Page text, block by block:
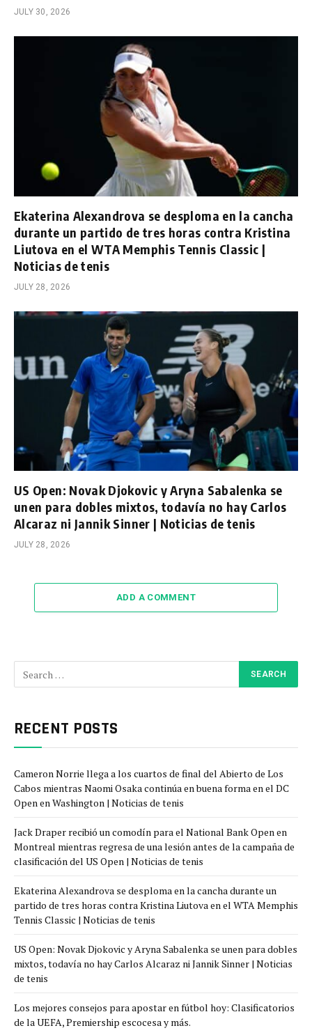
JULY 30, 2026
Ekaterina Alexandrova se desploma en la cancha
durante un partido de tres horas contra Kristina
Liutova en el WTA Memphis Tennis Classic |
Noticias de tenis
JULY 28, 2026
US Open: Novak Djokovic y Aryna Sabalenka se
unen para dobles mixtos, todavía no hay Carlos
Alcaraz ni Jannik Sinner | Noticias de tenis
JULY 28, 2026
ADD A COMMENT
RECENT POSTS
Cameron Norrie llega a los cuartos de final del Abierto de Los
Cabos mientras Naomi Osaka continúa en buena forma en el DC
Open en Washington | Noticias de tenis
Jack Draper recibió un comodín para el National Bank Open en
Montreal mientras regresa de una lesión antes de la campaña de
clasificación del US Open | Noticias de tenis
Ekaterina Alexandrova se desploma en la cancha durante un
partido de tres horas contra Kristina Liutova en el WTA Memphis
Tennis Classic | Noticias de tenis
US Open: Novak Djokovic y Aryna Sabalenka se unen para dobles
mixtos, todavía no hay Carlos Alcaraz ni Jannik Sinner | Noticias
de tenis
Los mejores consejos para apostar en fútbol hoy: Clasificatorios
de la UEFA, Premiership escocesa y más.